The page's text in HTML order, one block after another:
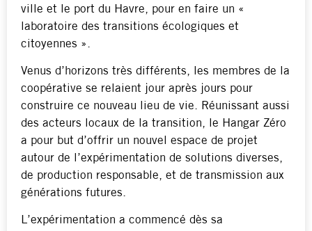
ville et le port du Havre, pour en faire un «
laboratoire des transitions écologiques et
citoyennes ».
Venus d’horizons très différents, les membres de la
coopérative se relaient jour après jours pour
construire ce nouveau lieu de vie. Réunissant aussi
des acteurs locaux de la transition, le Hangar Zéro
a pour but d’offrir un nouvel espace de projet
autour de l’expérimentation de solutions diverses,
de production responsable, et de transmission aux
générations futures.
L’expérimentation a commencé dès sa